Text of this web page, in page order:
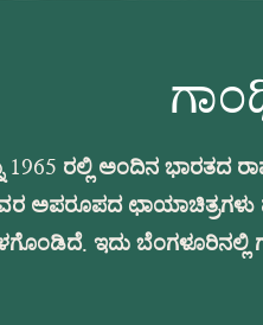
1965 ರಲ್ಲಿ ಅಂದಿನ ಭಾರತದ
ಅಪರೂಪದ ಛಾಯಾಚಿತ್ರಗಳು
ಇದು ಬೆಂಗಳೂರಿನಲ್ಲಿ